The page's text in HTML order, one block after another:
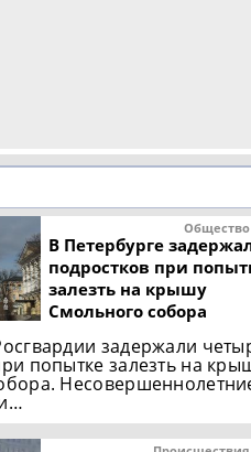
Общество
В Петербурге
подростков при
залезть на крышу
Смольного собора
задержали
попытке залезть на